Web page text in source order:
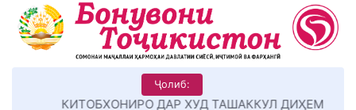
Ҷолиб:
КИТОБХОНИРО ДАР ХУД ТАШАККУЛ ДИҲЕМ